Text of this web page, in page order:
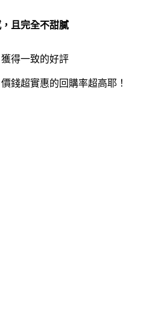
且完全不甜膩
得一致的好評
錢超實惠的回購率超高耶！